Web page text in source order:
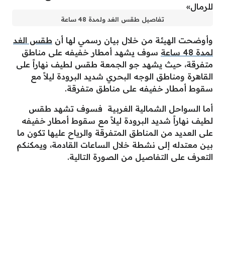
تفاصيل طقس الغد ولمدة 48 ساعة
وأوضحت الهيئة من خلال بيان رسمي لها أن طقس الغد
لمدة 48 ساعة
سوف يشهد أمطار خفيفه على مناطق
متفرقة، حيث يشهد جو الجمعة طقس لطيف نهاراً على
القاهرة ومناطق الوجه البحري شديد البرودة ليلاً مع
سقوط أمطار خفيفه على مناطق متفرقة.
أما السواحل الشمالية الغربية فسوف تشهد طقس
لطيف نهاراً شديد البرودة ليلاً مع سقوط أمطار خفيفه
على العديد من المناطق المتفرقة والرياح عليها تكون ما
بين معتدله إلى نشطة خلال الساعات القادمة، ويمكنكم
التعرف على التفاصيل من الصورة التالية.